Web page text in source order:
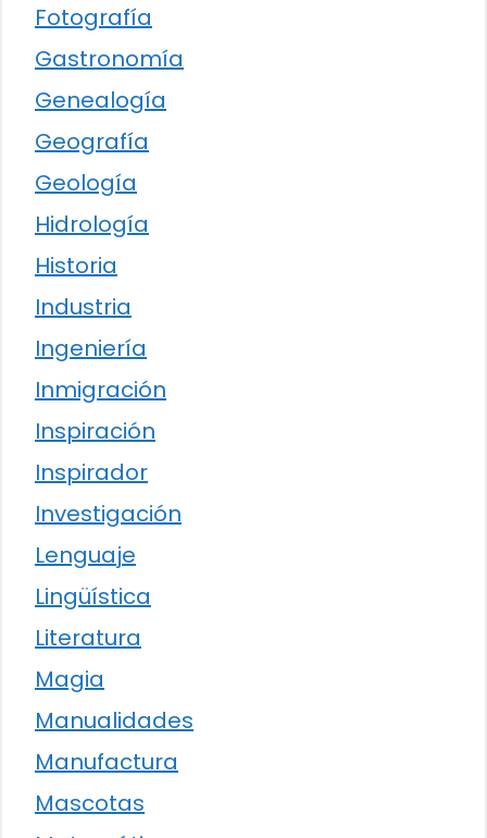
Fotografía
Gastronomía
Genealogía
Geografía
Geología
Hidrología
Historia
Industria
Ingeniería
Inmigración
Inspiración
Inspirador
Investigación
Lenguaje
Lingüística
Literatura
Magia
Manualidades
Manufactura
Mascotas